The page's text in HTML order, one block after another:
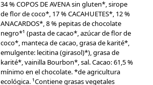
34 % COPOS DE AVENA sin gluten*, sirope
de flor de coco*, 17 % CACAHUETES*, 12 %
ANACARDOS*, 8 % pepitas de chocolate
negro*¹ (pasta de cacao*, azúcar de flor de
coco*, manteca de cacao, grasa de karité*,
emulgente: lecitina (girasol)*), grasa de
karité*, vainilla Bourbon*, sal. Cacao: 61,5 %
mínimo en el chocolate. *de agricultura
ecológica. ¹Contiene grasas vegetales